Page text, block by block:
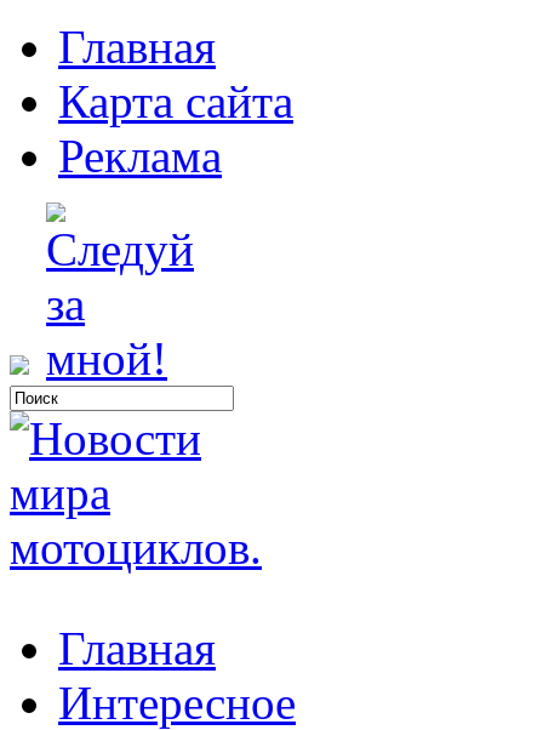
Главная
Карта сайта
Реклама
Главная
Интересное